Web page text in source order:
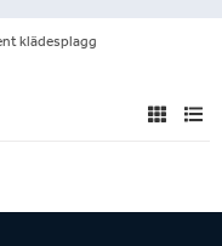
klädesplagg